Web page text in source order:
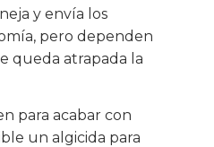
y envía los
pero dependen
queda atrapada la
para acabar con
un algicida para